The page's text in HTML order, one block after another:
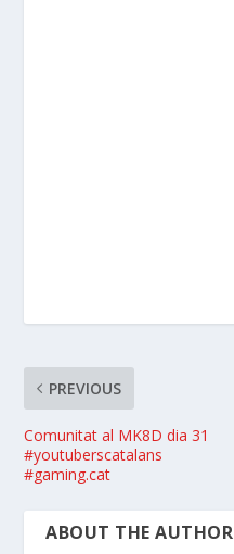
PREVIOUS
Comunitat al MK8D dia 31
#youtuberscatalans
#gaming.cat
ABOUT THE AUTHOR